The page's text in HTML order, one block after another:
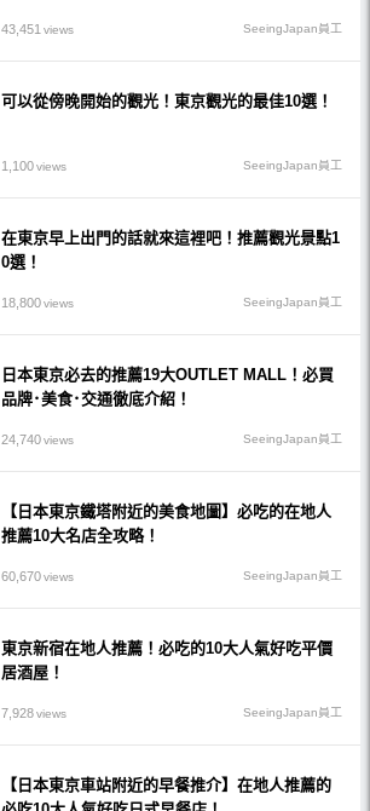
43,451views SeeingJapan員工
可以從傍晚開始的觀光！東京觀光的最佳10選！
1,100views SeeingJapan員工
在東京早上出門的話就來這裡吧！推薦觀光景點1
0選！
18,800views SeeingJapan員工
日本東京必去的推薦19大OUTLET MALL！必買
品牌･美食･交通徹底介紹！
24,740views SeeingJapan員工
【日本東京鐵塔附近的美食地圖】必吃的在地人
推薦10大名店全攻略！
60,670views SeeingJapan員工
東京新宿在地人推薦！必吃的10大人氣好吃平價
居酒屋！
7,928views SeeingJapan員工
【日本東京車站附近的早餐推介】在地人推薦的